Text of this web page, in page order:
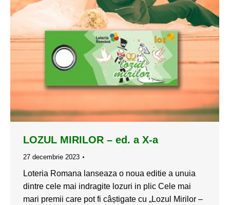
LOZUL MIRILOR – ed. a X-a
27 decembrie 2023
Loteria Romana lanseaza o noua editie a unuia
dintre cele mai indragite lozuri in plic Cele mai
mari premii care pot fi câștigate cu „Lozul Mirilor –